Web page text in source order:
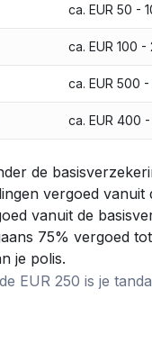
ca. EUR 50 -
ca. EUR 100 -
ca. EUR 500
ca. EUR 400
de
vergoed vanuit
vanuit de
75% vergoed
je polis.
EUR 250 is je